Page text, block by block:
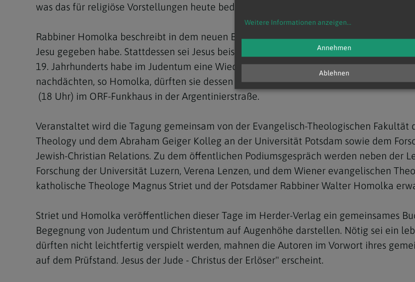
was das für religiöse Vorstellungen heute bedeute, müsse aber immer im Dialog mit
Rabbiner Homolka beschreibt in dem neuen Buch, dass es über Jahrhunderte keine
Jesu gegeben habe. Stattdessen sei Jesus beispielsweise als ein Symbol der
19. Jahrhunderts habe im Judentum eine Wiederentdeckung des historischen Jesus
nachdächten, so Homolka, dürften sie dessen "Verankerung im Judentum" nicht
(18 Uhr) im ORF-Funkhaus in der Argentinierstraße.
Veranstaltet wird die Tagung gemeinsam von der Evangelisch-Theologischen Fakultät
Theology und dem Abraham Geiger Kolleg an der Universität Potsdam sowie dem
Jewish-Christian Relations. Zu dem öffentlichen Podiumsgespräch werden neben der
Forschung der Universität Luzern, Verena Lenzen, und dem Wiener evangelischen
katholische Theologe Magnus Striet und der Potsdamer Rabbiner Walter Homolka
Striet und Homolka veröffentlichen dieser Tage im Herder-Verlag ein gemeinsames
Begegnung von Judentum und Christentum auf Augenhöhe darstellen. Nötig sei ein
dürften nicht leichtfertig verspielt werden, mahnen die Autoren im Vorwort ihres
auf dem Prüfstand. Jesus der Jude - Christus der Erlöser" erscheint.
Weitere Informationen anzeigen...
Ablehnen
Annehmen